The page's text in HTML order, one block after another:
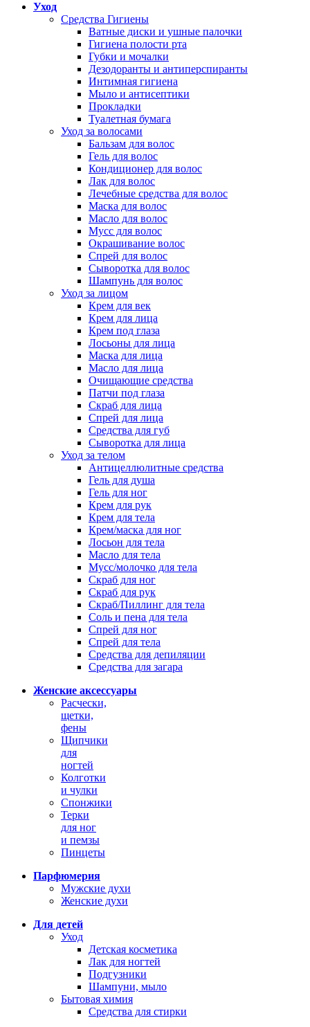
Уход
Средства Гигиены
Ватные диски и ушные палочки
Гигиена полости рта
Губки и мочалки
Дезодоранты и антиперспиранты
Интимная гигиена
Мыло и антисептики
Прокладки
Туалетная бумага
Уход за волосами
Бальзам для волос
Гель для волос
Кондиционер для волос
Лак для волос
Лечебные средства для волос
Маска для волос
Масло для волос
Мусс для волос
Окрашивание волос
Спрей для волос
Сыворотка для волос
Шампунь для волос
Уход за лицом
Крем для век
Крем для лица
Крем под глаза
Лосьоны для лица
Маска для лица
Масло для лица
Очищающие средства
Патчи под глаза
Скраб для лица
Спрей для лица
Средства для губ
Сыворотка для лица
Уход за телом
Антицеллюлитные средства
Гель для душа
Гель для ног
Крем для рук
Крем для тела
Крем/маска для ног
Лосьон для тела
Масло для тела
Мусс/молочко для тела
Скраб для ног
Скраб для рук
Скраб/Пиллинг для тела
Соль и пена для тела
Спрей для ног
Спрей для тела
Средства для депиляции
Средства для загара
Женские аксессуары
Расчески,
щетки,
фены
Щипчики
для
ногтей
Колготки
и чулки
Спонжики
Терки
для ног
и пемзы
Пинцеты
Парфюмерия
Мужские духи
Женские духи
Для детей
Уход
Детская косметика
Лак для ногтей
Подгузники
Шампуни, мыло
Бытовая химия
Средства для стирки